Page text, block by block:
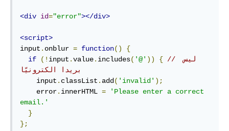
<div id="error"></div>
<script>
input . onblur = function()
{
if
(! input .value. includes( '@' )) { // ليس
بريدا الكترونيّا
    input
. classList . add ( 'invalid' );
    error
. innerHTML =
'Please enter a correct
email.'
}
};